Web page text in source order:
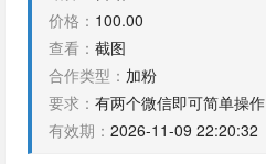
价格： 100.00
查看： 截图
合作类型： 加粉
要求： 有两个微信即可简单操作
有效期： 2026-11-09 22:20:32